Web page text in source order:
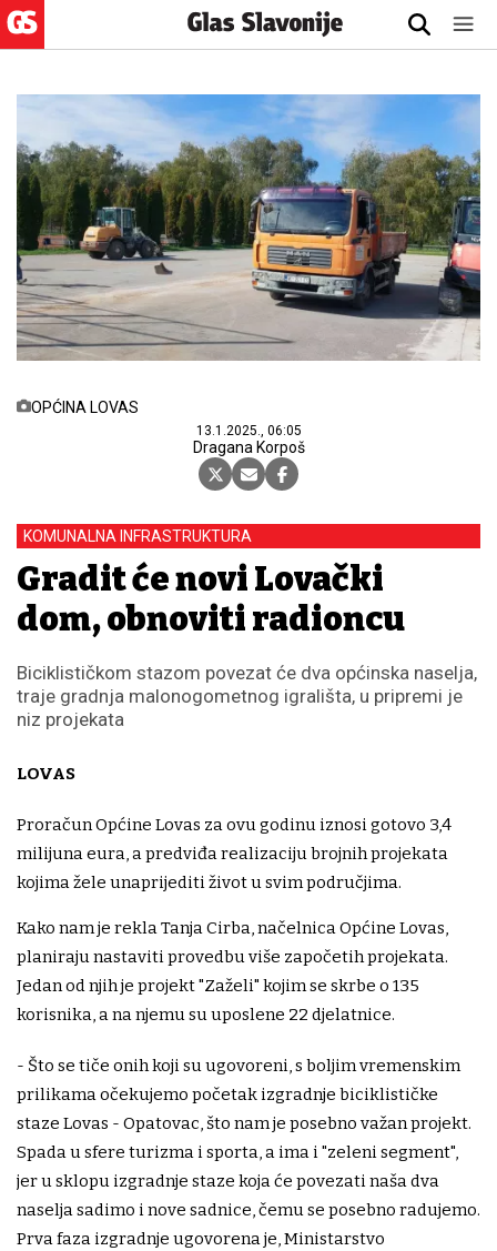
OPĆINA LOVAS
13.1.2025., 06:05
Dragana Korpoš
KOMUNALNA INFRASTRUKTURA
Gradit će novi Lovački
dom, obnoviti radioncu
Biciklističkom stazom povezat će dva općinska naselja,
traje gradnja malonogometnog igrališta, u pripremi je
niz projekata
LOVAS
Proračun Općine Lovas za ovu godinu iznosi gotovo 3,4
milijuna eura, a predviđa realizaciju brojnih projekata
kojima žele unaprijediti život u svim područjima.
Kako nam je rekla Tanja Cirba, načelnica Općine Lovas,
planiraju nastaviti provedbu više započetih projekata.
Jedan od njih je projekt "Zaželi" kojim se skrbe o 135
korisnika, a na njemu su uposlene 22 djelatnice.
- Što se tiče onih koji su ugovoreni, s boljim vremenskim
prilikama očekujemo početak izgradnje biciklističke
staze Lovas - Opatovac, što nam je posebno važan projekt.
Spada u sfere turizma i sporta, a ima i "zeleni segment",
jer u sklopu izgradnje staze koja će povezati naša dva
naselja sadimo i nove sadnice, čemu se posebno radujemo.
Prva faza izgradnje ugovorena je, Ministarstvo